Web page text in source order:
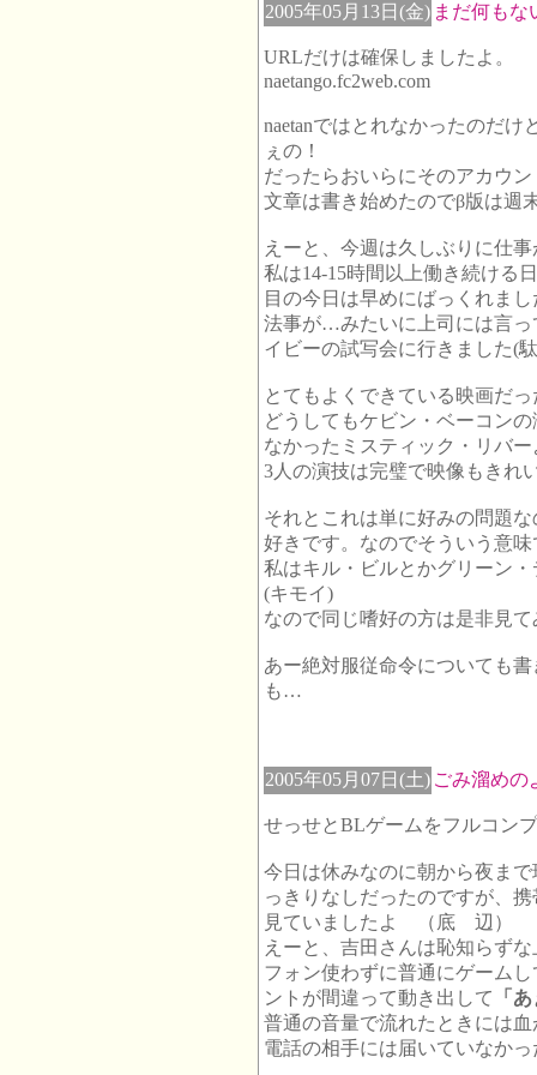
2005年05月13日(金) まだ何もな
URLだけは確保しましたよ。
naetango.fc2web.com
naetanではとれなかったのだ
ぇの！
だったらおいらにそのアカ
文章は書き始めたのでβ版は週
えーと、今週は久しぶりに仕
私は14-15時間以上働き続ける
目の今日は早めにばっくれまし
法事が…みたいに上司には言っ
イビーの試写会に行きました(
とてもよくできている映画だ
どうしてもケビン・ベーコン
なかったミスティック・リバ
3人の演技は完璧で映像もきれ
それとこれは単に好みの問題
好きです。なのでそういう意
私はキル・ビルとかグリーン
(キモイ)
なので同じ嗜好の方は是非見
あー絶対服従命令についても
も…
2005年05月07日(土) ごみ溜めの
せっせとBLゲームをフルコン
今日は休みなのに朝から夜ま
っきりなしだったのですが、
見ていましたよ （底 辺）
えーと、吉田さんは恥知らず
フォン使わずに普通にゲーム
ントが間違って動き出して
「
普通の音量で流れたときには
電話の相手には届いていなか